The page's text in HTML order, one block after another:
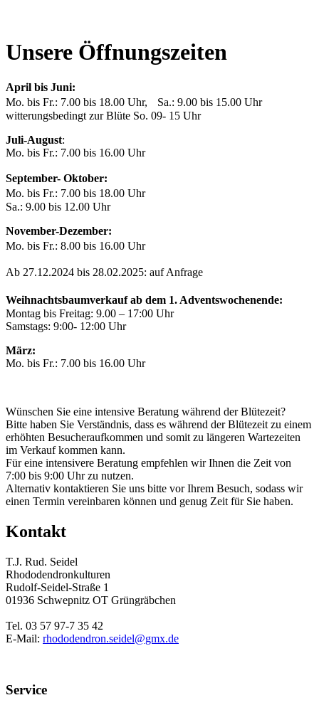
Unsere Öffnungszeiten
April bis Juni:
Mo. bis Fr.: 7.00 bis 18.00 Uhr, Sa.: 9.00 bis 15.00 Uhr
witterungsbedingt zur Blüte So. 09- 15 Uhr
Juli-August:
Mo. bis Fr.: 7.00 bis 16.00 Uhr
September- Oktober:
Mo. bis Fr.: 7.00 bis 18.00 Uhr
Sa.: 9.00 bis 12.00 Uhr
November-Dezember:
Mo. bis Fr.: 8.00 bis 16.00 Uhr
Ab 27.12.2024 bis 28.02.2025: auf Anfrage
Weihnachtsbaumverkauf ab dem 1. Adventswochenende:
Montag bis Freitag: 9.00 – 17:00 Uhr
Samstags: 9:00- 12:00 Uhr
März:
Mo. bis Fr.: 7.00 bis 16.00 Uhr
Wünschen Sie eine intensive Beratung während der Blütezeit?
Bitte haben Sie Verständnis, dass es während der Blütezeit zu einem
erhöhten Besucheraufkommen und somit zu längeren Wartezeiten
im Verkauf kommen kann.
Für eine intensivere Beratung empfehlen wir Ihnen die Zeit von
7:00 bis 9:00 Uhr zu nutzen.
Alternativ kontaktieren Sie uns bitte vor Ihrem Besuch, sodass wir
einen Termin vereinbaren können und genug Zeit für Sie haben.
Kontakt
T.J. Rud. Seidel
Rhododendronkulturen
Rudolf-Seidel-Straße 1
01936 Schwepnitz OT Grüngräbchen
Tel. 03 57 97-7 35 42
E-Mail: rhododendron.seidel@gmx.de
Service